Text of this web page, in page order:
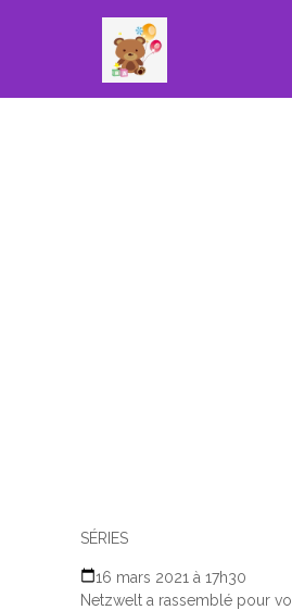
SÉRIES
16 mars 2021 à 17h30
Netzwelt a rassemblé pour